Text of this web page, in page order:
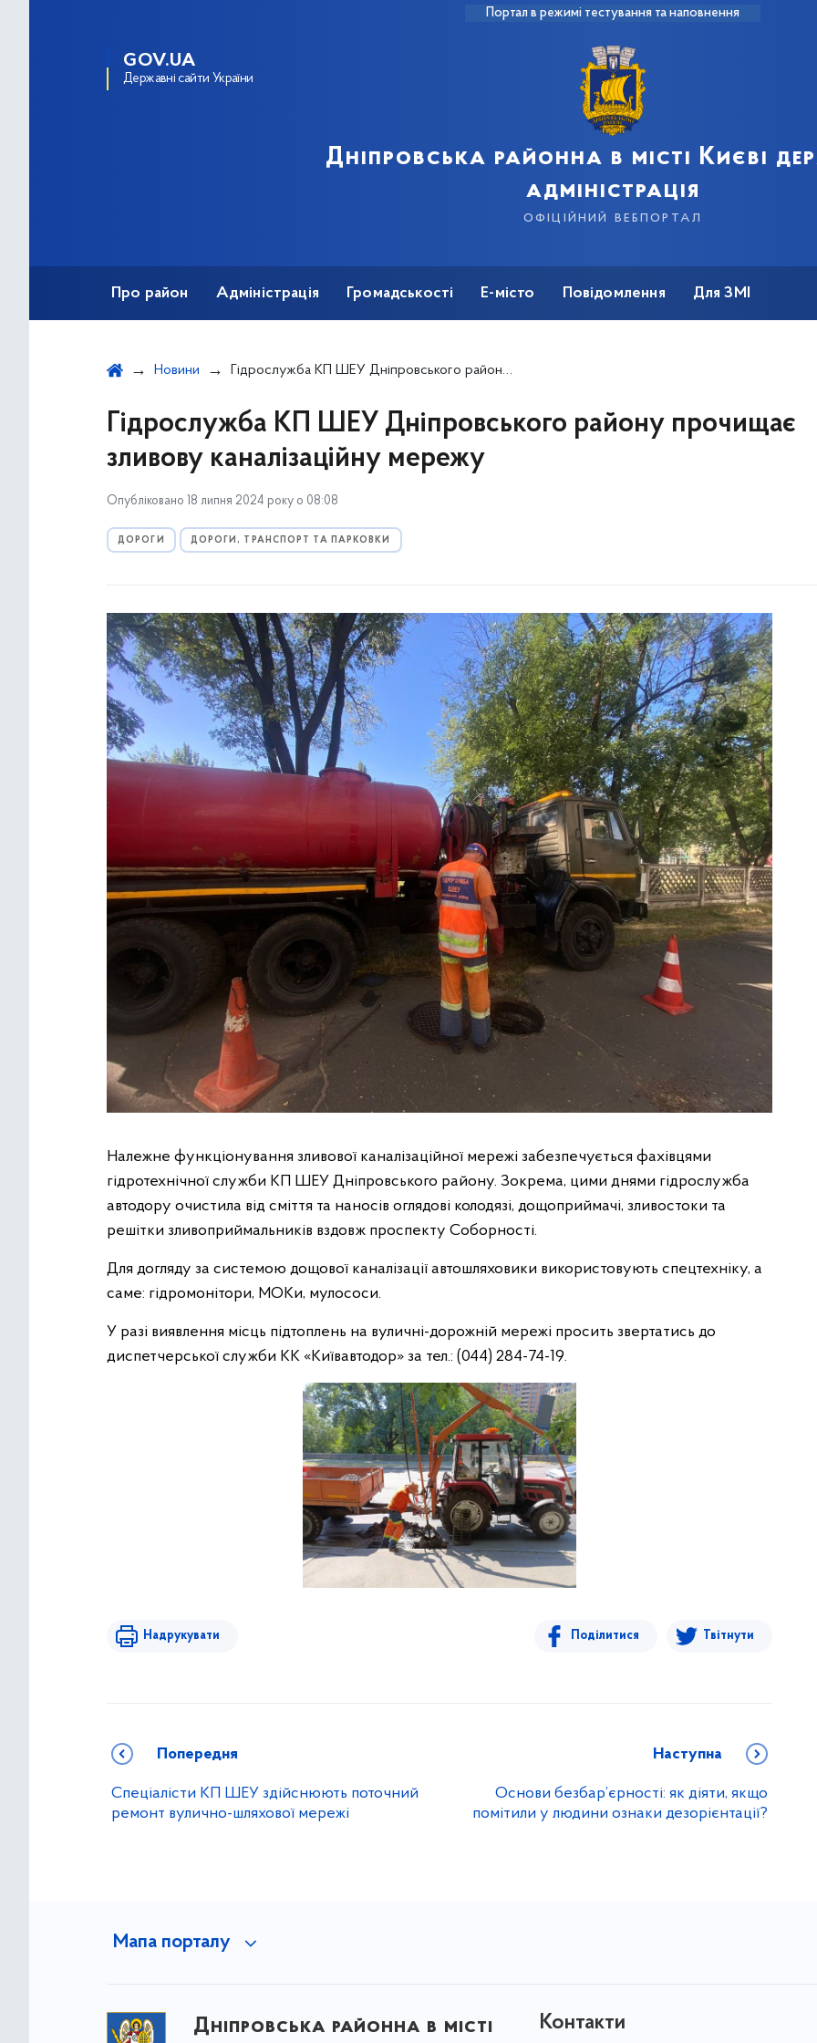
Портал в режимі тестування та наповнення
GOV.UA
Державні сайти України
Дніпровська районна в місті Києві
адміністрація
офіційний вебпортал
Про район Адміністрація Громадськості Е-місто Повідомлення Для ЗМІ
Новини Гідрослужба КП ШЕУ Дніпровського району прочищає зливову каналізаційну мережу
Гідрослужба КП ШЕУ Дніпровського району прочищає
зливову каналізаційну мережу
Опубліковано 18 липня 2024 року о 08:08
ДОРОГИ ДОРОГИ, ТРАНСПОРТ ТА ПАРКОВКИ
Належне функціонування зливової каналізаційної мережі забезпечується фахівцями
гідротехнічної служби КП ШЕУ Дніпровського району. Зокрема, цими днями гідрослужба
автодору очистила від сміття та наносів оглядові колодязі, дощоприймачі, зливостоки та
решітки зливоприймальників вздовж проспекту Соборності.
Для догляду за системою дощової каналізації автошляховики використовують спецтехніку, а
саме: гідромонітори, МОКи, мулососи.
У разі виявлення місць підтоплень на вуличні-дорожній мережі просить звертатись до
диспетчерської служби КК «Київавтодор» за тел.: (044) 284-74-19.
Надрукувати Поділитися Твітнути
Попередня
Спеціалісти КП ШЕУ здійснюють поточний
ремонт вулично-шляхової мережі
Наступна
Основи безбар’єрності: як діяти, якщо
помітили у людини ознаки дезорієнтації?
Мапа порталу
Дніпровська районна в місті Контакти